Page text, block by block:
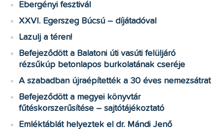
Ebergényi fesztivál
XXVI. Egerszeg Búcsú – díjátadóval
Lazulj a téren!
Befejeződött a Balatoni úti vasúti felüljáró
rézsűkúp betonlapos burkolatának cseréje
A szabadban újraépítették a 30 éves nemezsátrat
Befejeződött a megyei könyvtár
fűtéskorszerűsítése – sajtótájékoztató
Emléktáblát helyeztek el dr. Mándi Jenő